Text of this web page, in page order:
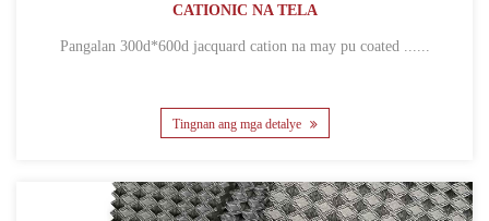
CATIONIC NA TELA
Tingnan ang mga detalye